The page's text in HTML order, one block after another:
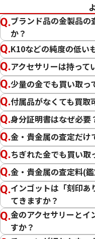
22金（K22）
21.6金（K21.6）
20金（K20）
18金（K18）
14金（K14）
12金（K12）
10金（K10）
金
プラチナ
ブランド品の金製品の
か？
K10などの純度の低い
アクセサリーは持って
少量の金でも買い取っ
付属品がなくても買取
身分証明書はなぜ必要
金・貴金属の査定だけ
ちぎれた金でも買い取
金・貴金属の査定料(
インゴットは「刻印あ
てきますか？
金のアクセサリーとイ
すか？